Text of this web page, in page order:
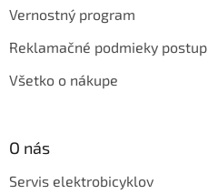
Vernostný program
Reklamačné podmieky postup
Všetko o nákupe
O nás
Servis elektrobicyklov